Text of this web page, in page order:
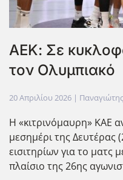
ΑΕΚ: Σε
τον Ολυμπιακό
20 Απριλίου 2026 |
Η «κιτρινόμαυρη» ΚΑΕ
μεσημέρι της Δευτέρας
εισιτηρίων για το ματς
πλαίσιο της 26ης